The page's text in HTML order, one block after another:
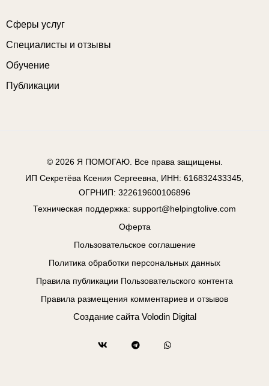
Сферы услуг
Специалисты и отзывы
Обучение
Публикации
© 2026 Я ПОМОГАЮ. Все права защищены.
ИП Секретёва Ксения Сергеевна, ИНН: 616832433345,
ОГРНИП: 322619600106896
Техническая поддержка: support@helpingtolive.com
Оферта
Пользовательское соглашение
Политика обработки персональных данных
Правила публикации Пользовательского контента
Правила размещения комментариев и отзывов
Создание сайта Volodin Digital